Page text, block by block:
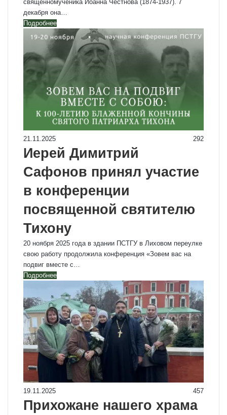
священномученика Иоанна Честнова (1874-1937). 7
декабря она…
Подробнее
21.11.2025 292
Иерей Димитрий
Сафонов принял участие
в конференции
посвященной святителю
Тихону
20 ноября 2025 года в здании ПСТГУ в Лиховом переулке
свою работу продолжила конференция «Зовем вас на
подвиг вместе с…
Подробнее
19.11.2025 457
Прихожане нашего храма